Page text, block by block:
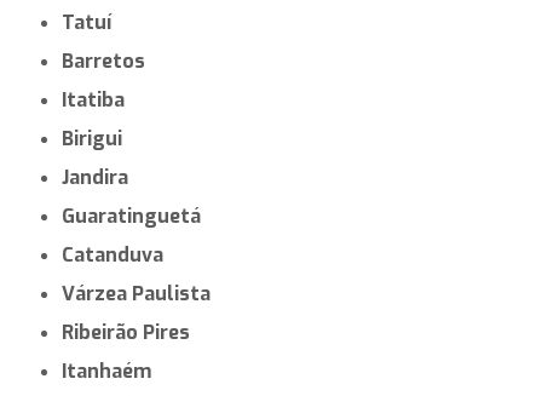
Tatuí
Barretos
Itatiba
Birigui
Jandira
Guaratinguetá
Catanduva
Várzea Paulista
Ribeirão Pires
Itanhaém